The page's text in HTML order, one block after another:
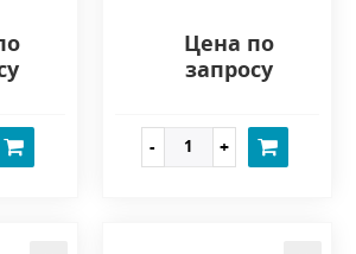
Цена по
запросу